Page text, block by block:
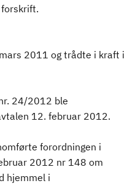
2011 og trådte i kraft i
24/2012 ble
12. februar 2012.
forordningen i
2012 nr 148 om
hjemmel i